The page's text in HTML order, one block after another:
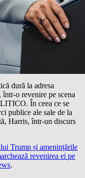
dură la adresa
o revenire pe scena
În ceea ce se
publice ale sale de la
Harris, într-un discurs
Trump și amenințările
revenirea ei pe
.